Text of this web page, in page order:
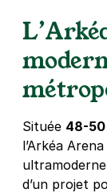
Située 48-50
l’Arkéa
d’un projet